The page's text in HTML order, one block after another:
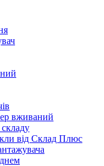
вживаний
від Склад Плюс